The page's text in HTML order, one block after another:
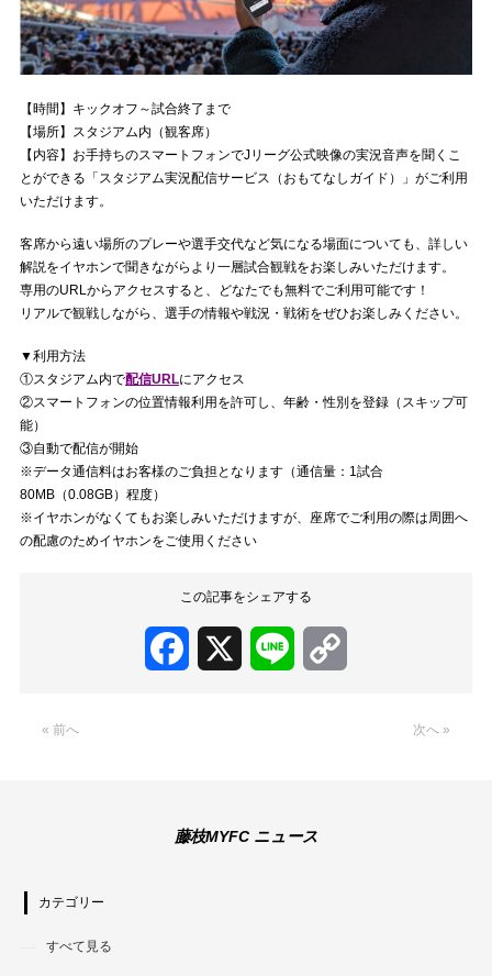
【時間】キックオフ～試合終了まで
【場所】スタジアム内（観客席）
【内容】お手持ちのスマートフォンでJリーグ公式映像の実況音声を聞くこ
とができる「スタジアム実況配信サービス（おもてなしガイド）」がご利用
いただけます。
客席から遠い場所のプレーや選手交代など気になる場面についても、詳しい
解説をイヤホンで聞きながらより一層試合観戦をお楽しみいただけます。
専用のURLからアクセスすると、どなたでも無料でご利用可能です！
リアルで観戦しながら、選手の情報や戦況・戦術をぜひお楽しみください。
▼利用方法
①スタジアム内で配信URLにアクセス
②スマートフォンの位置情報利用を許可し、年齢・性別を登録（スキップ可
能）
③自動で配信が開始
※データ通信料はお客様のご負担となります（通信量：1試合
80MB（0.08GB）程度）
※イヤホンがなくてもお楽しみいただけますが、座席でご利用の際は周囲へ
の配慮のためイヤホンをご使用ください
この記事をシェアする
Facebook Line
« 前へ 次へ »
藤枝MYFC ニュース
カテゴリー
すべて見る